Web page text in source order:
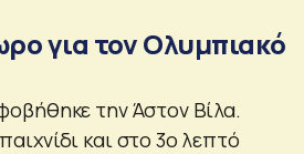
για τον Ολυμπιακό
την Άστον Βίλα.
και στο 3ο λεπτό